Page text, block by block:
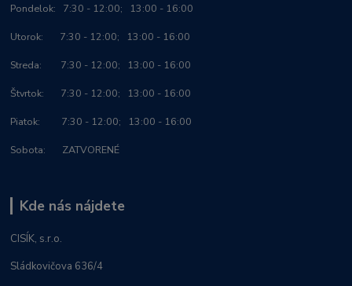
Pondelok: 7:30 - 12:00; 13:00 - 16:00
Utorok: 7:30 - 12:00; 13:00 - 16:00
Streda: 7:30 - 12:00; 13:00 - 16:00
Štvrtok: 7:30 - 12:00; 13:00 - 16:00
Piatok: 7:30 - 12:00; 13:00 - 16:00
Sobota: ZATVORENÉ
Kde nás nájdete
CISÍK, s.r.o.
Sládkovičova 636/4